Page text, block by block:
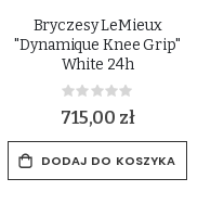
Bryczesy LeMieux
"Dynamique Knee Grip"
White 24h
Rating:
0%
715,00 zł
DODAJ DO KOSZYKA